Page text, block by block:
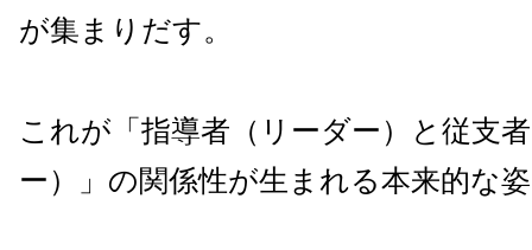
が集まりだす。
これが「指導者（リーダー）と従支
ー）」の関係性が生まれる本来的な